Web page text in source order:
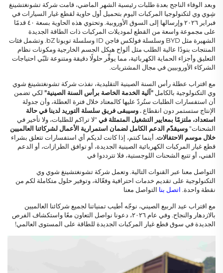
وبعد الوفاء الناجح بعدة طلبات رئيسية الشهر الماضي، قامت شركة تشونغتشينغ
شِوي وي لتكنولوجيا المركبات اليوم بتحميل أول حاوية لقطع غيار السيارات في
فبراير ٢٠٢٦ وإرسالها إلى السوق الأوروبية. وتحتوي هذه الحاوية بسعة ٤٠ قدمًا
على مجموعة واسعة من القطع لموديلات المركبات ذات الطاقة الجديدة
الشهيرة مثل BYD وسلسلة فولكس فاجن ID وسلسلة تويوتا bZ. وتشمل فئات
المنتجات بنودًا عالية الطلب مثل ألواح هيكل الجسم الخارجية ومكونات نظام
التعليق وأجزاء الحماية الكهربائية، مما يوفِّر حلولًا دقيقة ومتنوعة تلبّي احتياجات
الشركاء الأوروبيين في مجال المشتريات.
مع اقتراب عطلة رأس السنة الصينية التقليدية، نفذت شركة تشونغتشينغ شوي
وي التكنولوجية بالكامل "آلية الخدمة الخاصة برأس السنة الصينية" لكي تضمن
أن استفسارات الطلبات ستُردّ عليها كالمعتاد خلال فترة العطلة، وأن جدولة
الإنتاج ستستمر دون انقطاع . وسيبقى فريق سلسلة التوريد لدينا في حالة
استعداد، ملتزمًا بمعايير التشغيل المتمثلة في "لا تراكم للطلبات، ولا تأخير في
الشحنات" وسيقدّم الدعم الكامل لضمان استمرارية الأعمال لشركائنا العالميين
خلال موسم الاحتفالات. أينما كنتم، إذا كانت لديكم أي استفسارات تتعلق بشراء
قطع غيار المركبات الكهربائية الصينية الجديدة، أو توافق الطرازات، أو الدعم
الفني، أو تتبع الشحنات اللوجستية، فلا تترددوا في
التواصل معنا عبر القنوات التالية. وتعمل شركة تشونغتشينغ شوي وي
التكنولوجية على تقديم خدمات احترافية وفعّالة، وتوفير حلول متكاملة لكم من
نقطة واحدة. اتصل بنا التواصل معنا
مع اقتراب عيد الربيع الصيني، نوجّه أطيب تمنياتنا لجميع شركائنا العالميين
بالازدهار والنجاح. وفي عام ٢٠٢٦، دعونا نواصل التعاون معًا واستكشاف الفرص
الجديدة في سوق قطع غيار المركبات الجديدة للطاقة على المستوى العالمي!